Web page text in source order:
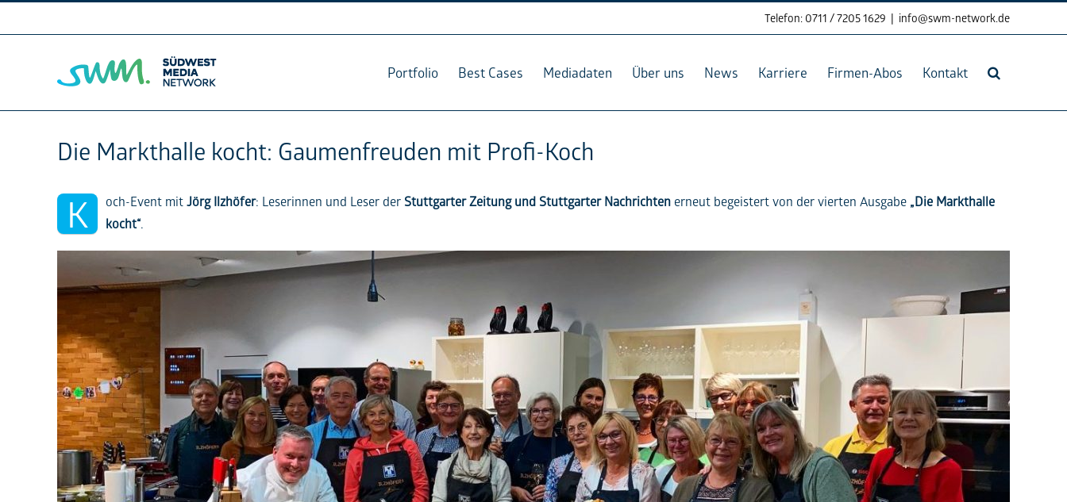
to
Telefon: 0711 / 7205 1629 | info@swm-network.de
Portfolio Best Cases Mediadaten Über uns News Karriere Firmen-Abos Kontakt
Die Markthalle kocht: Gaumenfreuden mit Profi-Koch
K och-Event mitJörg Ilzhöfer: Leserinnen und Leser der Stuttgarter Zeitung und Stuttgarter Nachrichten erneut begeistert von der vierten Ausgabe „Die Markthalle
kocht“.